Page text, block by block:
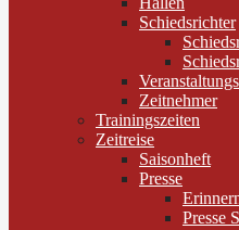
Schiedsrichter
Zeitnehmer
Trainingszeiten
Zeitreise
Saisonheft
Presse
Presse